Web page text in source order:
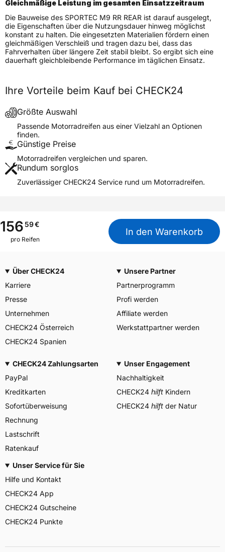
Schlauchtyp
TL
Zustand
Neureifen
M+S
Nein
Motorrad Kennzeichnung
M/C
3PMSF / Alpine-Symbol
Allgemeine Produktsicherheit (GPSR)
Herstellerkontakt
www.pirelli.com,
Gleichmäßige Leistung im gesamten Einsatzzeitraum
Die Bauweise des SPORTEC M9 RR REAR ist darauf ausgelegt,
die Eigenschaften über die Nutzungsdauer hinweg möglichst
konstant zu halten. Die eingesetzten Materialien fördern einen
gleichmäßigen Verschleiß und tragen dazu bei, dass das
Fahrverhalten über längere Zeit stabil bleibt. So ergibt sich eine
dauerhaft gleichbleibende Performance im täglichen Einsatz.
Ihre Vorteile beim Kauf bei CHECK24
Größte Auswahl
Passende Motorradreifen aus einer Vielzahl an Optionen
finden.
Günstige Preise
Motorradreifen vergleichen und sparen.
Rundum sorglos
Zuverlässiger CHECK24 Service rund um Motorradreifen.
15659€
pro Reifen
In den Warenkorb
Über CHECK24
Karriere
Presse
Unternehmen
CHECK24 Österreich
CHECK24 Spanien
Unsere Partner
Partnerprogramm
Profi werden
Affiliate werden
Werkstattpartner werden
CHECK24 Zahlungsarten
PayPal
Kreditkarten
Sofortüberweisung
Rechnung
Lastschrift
Ratenkauf
Unser Engagement
Nachhaltigkeit
CHECK24 hilft Kindern
CHECK24 hilft der Natur
Unser Service für Sie
Hilfe und Kontakt
CHECK24 App
CHECK24 Gutscheine
CHECK24 Punkte